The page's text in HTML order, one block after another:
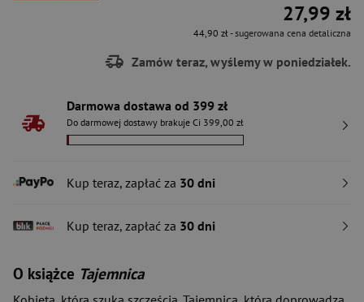
27,99 zł
44,90 zł- sugerowana cena detaliczna
Zamów teraz, wyślemy w poniedziałek.
Darmowa dostawa od 399 zł
Do darmowej dostawy brakuje Ci 399,00 zł
Kup teraz, zapłać za 30 dni
Kup teraz, zapłać za 30 dni
O książce Tajemnica